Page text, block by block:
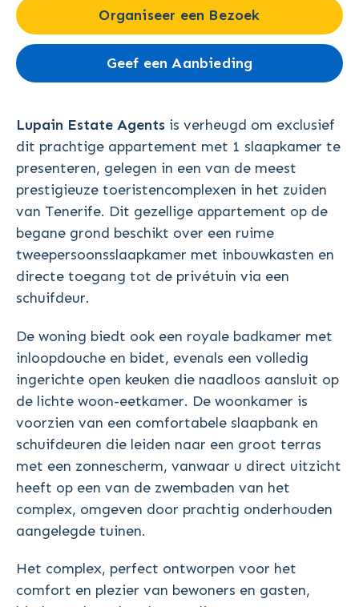
Organiseer een Bezoek
Geef een Aanbieding
Lupain Estate Agents is verheugd om exclusief
dit prachtige appartement met 1 slaapkamer te
presenteren, gelegen in een van de meest
prestigieuze toeristencomplexen in het zuiden
van Tenerife. Dit gezellige appartement op de
begane grond beschikt over een ruime
tweepersoonsslaapkamer met inbouwkasten en
directe toegang tot de privétuin via een
schuifdeur.
De woning biedt ook een royale badkamer met
inloopdouche en bidet, evenals een volledig
ingerichte open keuken die naadloos aansluit op
de lichte woon-eetkamer. De woonkamer is
voorzien van een comfortabele slaapbank en
schuifdeuren die leiden naar een groot terras
met een zonnescherm, vanwaar u direct uitzicht
heeft op een van de zwembaden van het
complex, omgeven door prachtig onderhouden
aangelegde tuinen.
Het complex, perfect ontworpen voor het
comfort en plezier van bewoners en gasten,